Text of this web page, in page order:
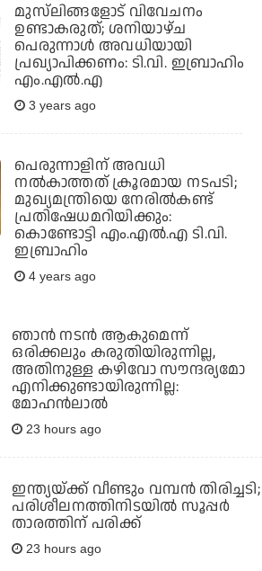
മുസ്‌ലിങ്ങളോട് വിവേചനം
ഉണ്ടാകരുത്; ശനിയാഴ്ച
പെരുന്നാള്‍ അവധിയായി
പ്രഖ്യാപിക്കണം: ടി.വി. ഇബ്രാഹിം
എം.എല്‍.എ
3 years ago
പെരുന്നാളിന് അവധി
നല്‍കാത്തത് ക്രൂരമായ നടപടി;
മുഖ്യമന്ത്രിയെ നേരില്‍കണ്ട്
പ്രതിഷേധമറിയിക്കും:
കൊണ്ടോട്ടി എം.എല്‍.എ ടി.വി.
ഇബ്രാഹിം
4 years ago
ഞാൻ നടൻ ആകുമെന്ന്
ഒരിക്കലും കരുതിയിരുന്നില്ല,
അതിനുള്ള കഴിവോ സൗന്ദര്യമോ
എനിക്കുണ്ടായിരുന്നില്ല:
മോഹൻലാൽ
23 hours ago
ഇന്ത്യയ്ക്ക് വീണ്ടും വമ്പന്‍ തിരിച്ചടി;
പരിശീലനത്തിനിടയില്‍ സൂപ്പര്‍
താരത്തിന് പരിക്ക്
23 hours ago